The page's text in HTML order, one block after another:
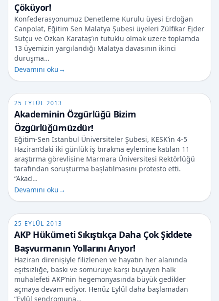
Çöküyor!
Konfederasyonumuz Denetleme Kurulu üyesi Erdoğan
Canpolat, Eğitim Sen Malatya Şubesi üyeleri Zülfikar Ejder
Sütçü ve Özkan Karataş’ın tutuklu olmak üzere toplamda
13 üyemizin yargılandığı Malatya davasının ikinci
duruşma…
Devamını oku→
25 EYLÜL 2013
Akademinin Özgürlüğü Bizim
Özgürlüğümüzdür!
Eğitim-Sen İstanbul Üniversiteler Şubesi, KESK’in 4-5
Haziran’daki iki günlük iş bırakma eylemine katılan 11
araştırma görevlisine Marmara Üniversitesi Rektörlüğü
tarafından soruşturma başlatılmasını protesto etti.
“Akad…
Devamını oku→
25 EYLÜL 2013
AKP Hükümeti Sıkıştıkça Daha Çok Şiddete
Başvurmanın Yollarını Arıyor!
Haziran direnişiyle filizlenen ve hayatın her alanında
eşitsizliğe, baskı ve sömürüye karşı büyüyen halk
muhalefeti AKP’nin hegemonyasında büyük gedikler
açmaya devam ediyor. Henüz Eylül daha başlamadan
“Eylül sendromuna…